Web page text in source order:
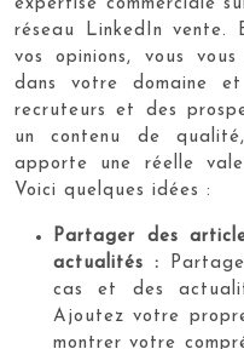
expertise commerciale
réseau LinkedIn
vos opinions, vous
dans votre domaine
recruteurs et des
un contenu de
apporte une réelle
Voici quelques idées :
Partager des
actualités :
cas et des
Ajoutez votre
montrer votre